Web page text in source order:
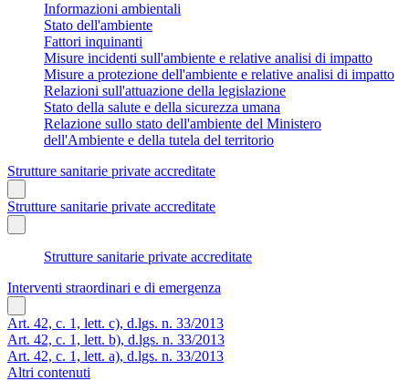
Informazioni ambientali
Stato dell'ambiente
Fattori inquinanti
Misure incidenti sull'ambiente e relative analisi di impatto
Misure a protezione dell'ambiente e relative analisi di impatto
Relazioni sull'attuazione della legislazione
Stato della salute e della sicurezza umana
Relazione sullo stato dell'ambiente del Ministero
dell'Ambiente e della tutela del territorio
Strutture sanitarie private accreditate
Strutture sanitarie private accreditate
Strutture sanitarie private accreditate
Interventi straordinari e di emergenza
Art. 42, c. 1, lett. c), d.lgs. n. 33/2013
Art. 42, c. 1, lett. b), d.lgs. n. 33/2013
Art. 42, c. 1, lett. a), d.lgs. n. 33/2013
Altri contenuti